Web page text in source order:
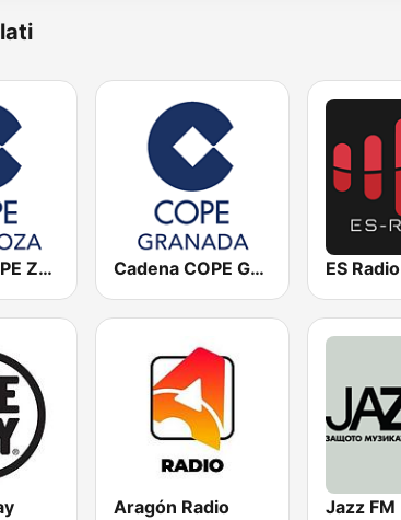
Cadena COPE Zaragoza Cadena COPE Granada ES Radio
Aragón Radio Jazz FM